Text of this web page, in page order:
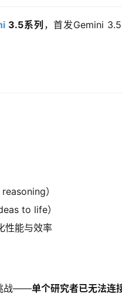
3.5系列 ，首发Gemini
）
to life）
性能与效率
战——单个研究者已无法连